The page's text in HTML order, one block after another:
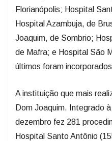
Florianópolis; Hospital
Hospital Azambuja, de
Joaquim, de Sombrio;
de Mafra; e Hospital São
últimos foram
A instituição que mais
Dom Joaquim. Integrado
dezembro fez 281
Hospital Santo Antônio